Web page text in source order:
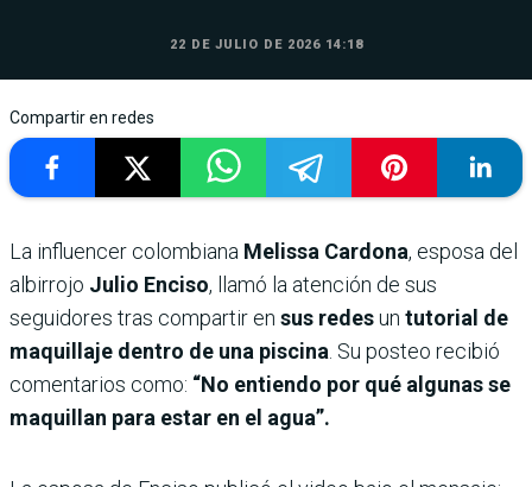
22 DE JULIO DE 2026 14:18
Compartir en redes
La influencer colombiana Melissa Cardona, esposa del
albirrojo Julio Enciso, llamó la atención de sus
seguidores tras compartir en sus redesun tutorial de
maquillaje dentro de una piscina . Su posteo recibió
comentarios como: “No entiendo por qué algunas se
maquillan para estar en el agua”.